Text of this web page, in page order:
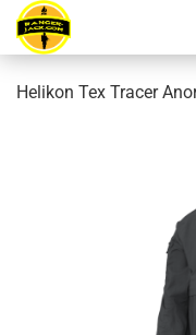
Helikon Tex Tracer